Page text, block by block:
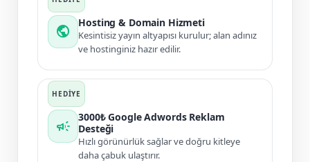
public
Hosting & Domain Hizmeti
Kesintisiz yayın altyapısı kurulur; alan adınız
ve hostinginiz hazır edilir.
campaign
3000₺ Google Adwords Reklam
Desteği
Hızlı görünürlük sağlar ve doğru kitleye
daha çabuk ulaştırır.